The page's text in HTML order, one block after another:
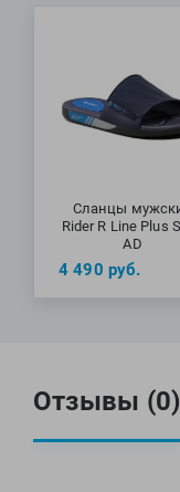
Сланцы
Rider R Line Plus
AD
4 490 руб.
Отзывы (0)